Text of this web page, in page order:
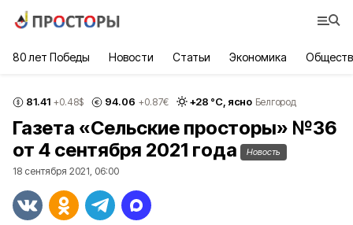
80 лет Победы Новости Статьи Экономика
81.41 +0.48$ 94.06 +0.87€ +28 °С, ясно Белгород
Газета «Сельские просторы» №36
от 4 сентября 2021 года
Новость
18 сентября 2021, 06:00